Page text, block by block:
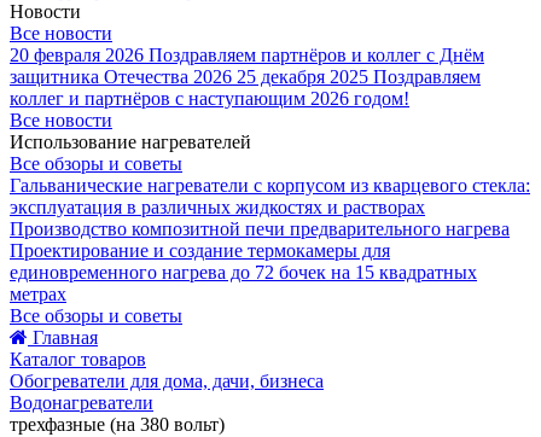
Новости
Все новости
20 февраля 2026 Поздравляем партнёров и коллег с Днём
защитника Отечества 2026 25 декабря 2025 Поздравляем
коллег и партнёров с наступающим 2026 годом!
Все новости
Использование нагревателей
Все обзоры и советы
Гальванические нагреватели с корпусом из кварцевого стекла:
эксплуатация в различных жидкостях и растворах
Производство композитной печи предварительного нагрева
Проектирование и создание термокамеры для
единовременного нагрева до 72 бочек на 15 квадратных
метрах
Все обзоры и советы
Главная
Каталог товаров
Обогреватели для дома, дачи, бизнеса
Водонагреватели
трехфазные (на 380 вольт)